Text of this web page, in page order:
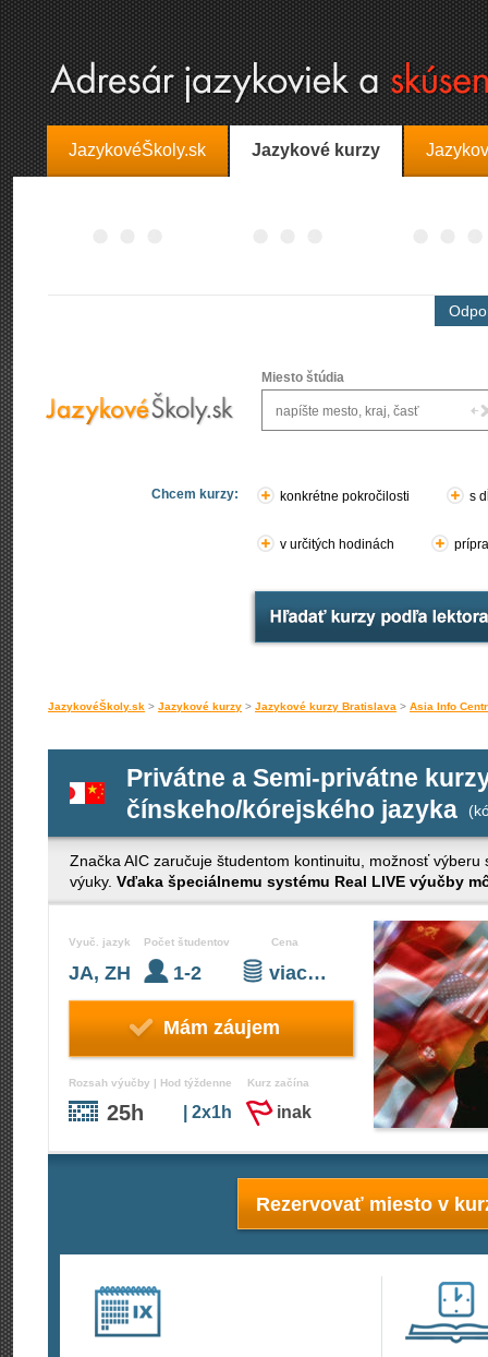
JazykovéŠkoly.sk Jazykové kurzy
Miesto štúdia
Chcem kurzy: konkrétne pokročilosti s
v určitých hodinách
JazykovéŠkoly.sk > Jazykové kurzy > Jazykové kurzy Bratislava > Asia Info
Privátne a Semi-privátne
čínskeho/kórejského jazyka
Značka AIC zaručuje študentom kontinuitu, možnosť
výuky. Vďaka špeciálnemu systému Real LIVE výučby
Vyuč. jazyk
JA, ZH
Počet študentov
1-2
Cena
viac…
Mám záujem
Rozsah výučby | Hod týždenne
25h | 2x1h
Kurz začína
inak
Rezervovať miesto v